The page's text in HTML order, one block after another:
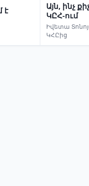
է
Այն, ինչ
ԿԸՀ-ում
Իվետա
ԿՀԸից